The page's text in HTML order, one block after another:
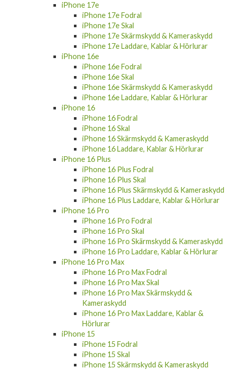
iPhone 17e
iPhone 17e Fodral
iPhone 17e Skal
iPhone 17e Skärmskydd & Kameraskydd
iPhone 17e Laddare, Kablar & Hörlurar
iPhone 16e
iPhone 16e Fodral
iPhone 16e Skal
iPhone 16e Skärmskydd & Kameraskydd
iPhone 16e Laddare, Kablar & Hörlurar
iPhone 16
iPhone 16 Fodral
iPhone 16 Skal
iPhone 16 Skärmskydd & Kameraskydd
iPhone 16 Laddare, Kablar & Hörlurar
iPhone 16 Plus
iPhone 16 Plus Fodral
iPhone 16 Plus Skal
iPhone 16 Plus Skärmskydd & Kameraskydd
iPhone 16 Plus Laddare, Kablar & Hörlurar
iPhone 16 Pro
iPhone 16 Pro Fodral
iPhone 16 Pro Skal
iPhone 16 Pro Skärmskydd & Kameraskydd
iPhone 16 Pro Laddare, Kablar & Hörlurar
iPhone 16 Pro Max
iPhone 16 Pro Max Fodral
iPhone 16 Pro Max Skal
iPhone 16 Pro Max Skärmskydd &
Kameraskydd
iPhone 16 Pro Max Laddare, Kablar &
Hörlurar
iPhone 15
iPhone 15 Fodral
iPhone 15 Skal
iPhone 15 Skärmskydd & Kameraskydd